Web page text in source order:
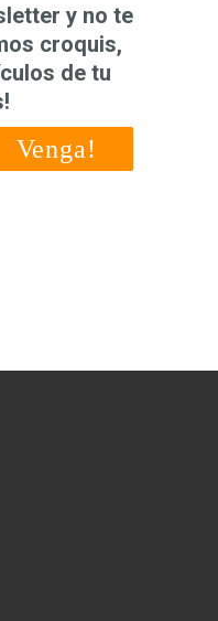
y no te
croquis,
de tu
Venga!